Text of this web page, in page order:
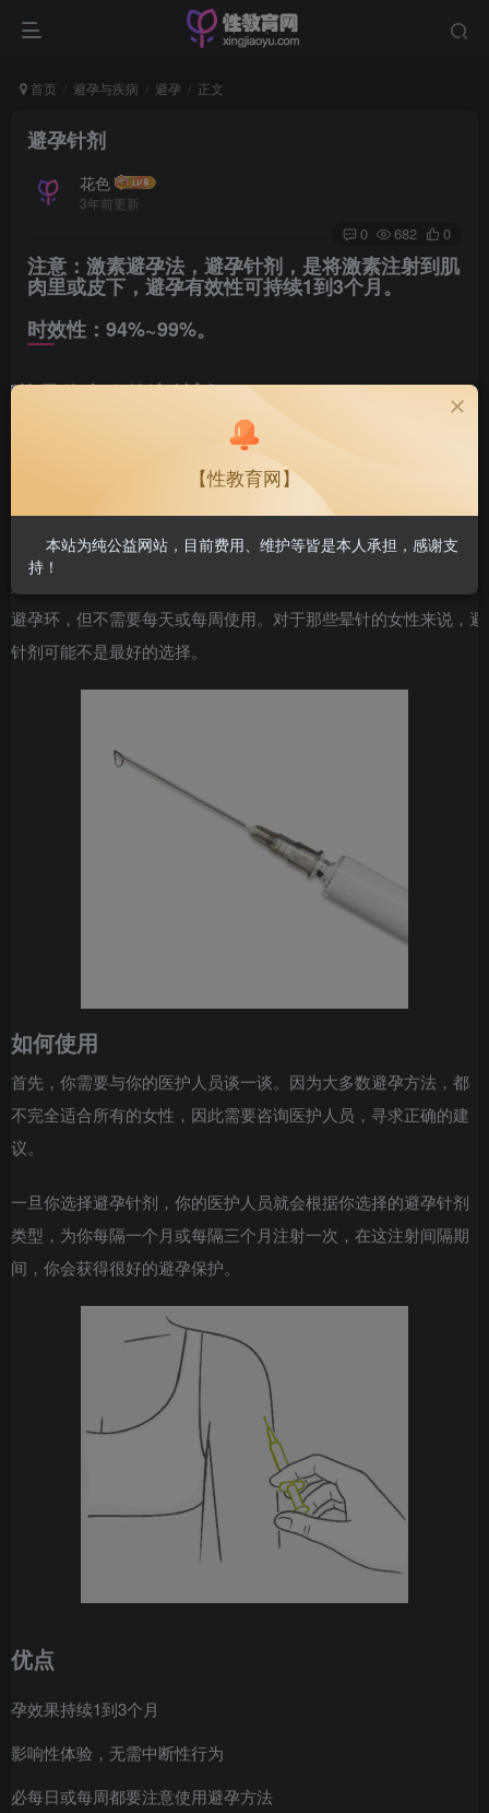
首页 避孕与疾病 避孕 正文
避孕针剂
花色
3年前更新
0 682 0
注意：激素避孕法，避孕针剂，是将激素注射到肌
肉里或皮下，避孕有效性可持续1到3个月。
时效性：94%~99%。
能是你喜欢的注射剂
孕针剂是一种含有激素的注射剂，按激素成分可分为两种类型：仅
有孕激素，或同时含有孕激素和雌激素。两种类型均能抑制卵巢排
孕针剂需要由医护人员每月或每三月注射一次，一旦注射，其避孕
果是不可逆的，且副作用也不能停止。它的避孕原理类似于避孕药
避孕环，但不需要每天或每周使用。对于那些晕针的女性来说，避
针剂可能不是最好的选择。
如何使用
首先，你需要与你的医护人员谈一谈。因为大多数避孕方法，都
不完全适合所有的女性，因此需要咨询医护人员，寻求正确的建
议。
一旦你选择避孕针剂，你的医护人员就会根据你选择的避孕针剂
类型，为你每隔一个月或每隔三个月注射一次，在这注射间隔期
间，你会获得很好的避孕保护。
优点
孕效果持续1到3个月
影响性体验，无需中断性行为
必每日或每周都要注意使用避孕方法
【性教育网】
本站为纯公益网站，目前费用、维护等皆是本人承担，感谢支
持！